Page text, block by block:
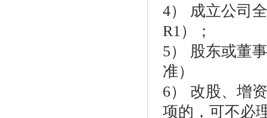
4） 成立公司
R1）；
5） 股东或董
准）
6） 改股、增
项的，可不必